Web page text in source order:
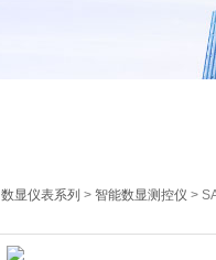
数显仪表系列 > 智能数显测控仪 >